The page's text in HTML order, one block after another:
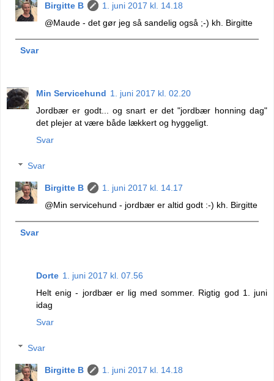
Birgitte B
1. juni 2017 kl. 14.18
@Maude - det gør jeg så sandelig også ;-) kh. Birgitte
Svar
Min Servicehund 1. juni 2017 kl. 02.20
Jordbær er godt... og snart er det "jordbær honning dag"
det plejer at være både lækkert og hyggeligt.
Svar
Svar
Birgitte B
1. juni 2017 kl. 14.17
@Min servicehund - jordbær er altid godt :-) kh. Birgitte
Svar
Dorte 1. juni 2017 kl. 07.56
Helt enig - jordbær er lig med sommer. Rigtig god 1. juni
idag
Svar
Svar
Birgitte B
1. juni 2017 kl. 14.18